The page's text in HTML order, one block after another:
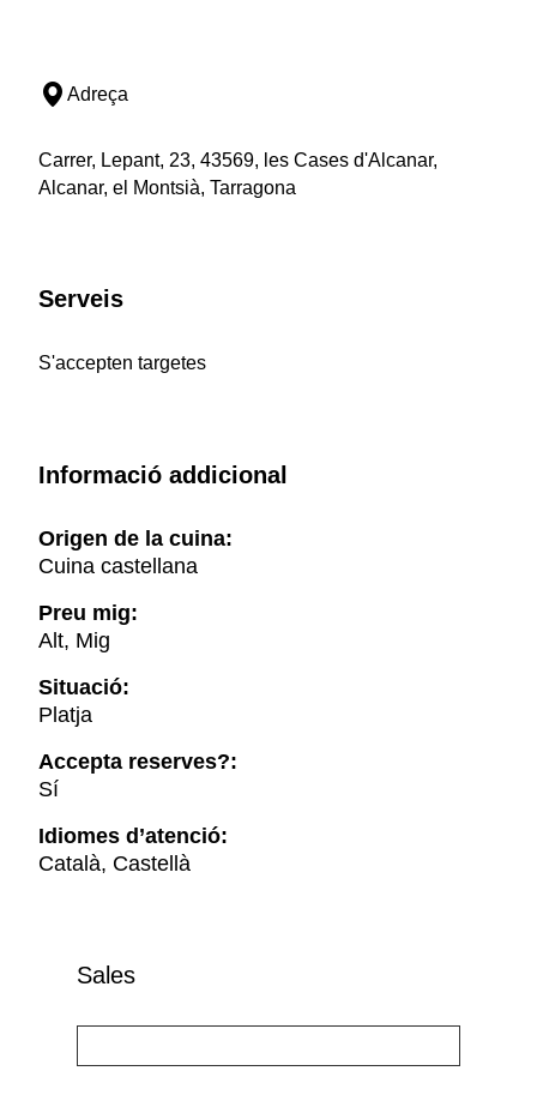
Adreça
Carrer, Lepant, 23, 43569, les Cases d'Alcanar,
Alcanar, el Montsià, Tarragona
Serveis
S'accepten targetes
Informació addicional
Origen de la cuina:
Cuina castellana
Preu mig:
Alt, Mig
Situació:
Platja
Accepta reserves?:
Sí
Idiomes d’atenció:
Català, Castellà
Sales